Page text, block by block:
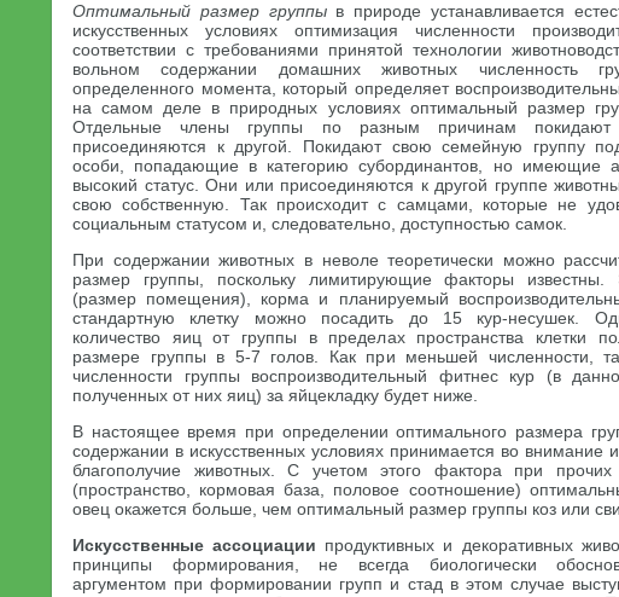
Оптимальный размер группыв природе устанавливается
искусственных условиях оптимизация численности
соответствии с требованиями принятой технологии
вольном содержании домашних животных численность
определенного момента, который определяет
на самом деле в природных условиях оптимальный размер
Отдельные члены группы по разным причинам
присоединяются к другой. Покидают свою семейную группу
особи, попадающие в категорию субординантов, но имеющие
высокий статус. Они или присоединяются к другой группе
свою собственную. Так происходит с самцами, которые не
социальным статусом и, следовательно, доступностью самок.
При содержании животных в неволе теоретически можно
размер группы, поскольку лимитирующие факторы известны.
(размер помещения), корма и планируемый
стандартную клетку можно посадить до 15 кур-несушек.
количество яиц от группы в пределах пространства клетки
размере группы в 5-7 голов. Как при меньшей численности,
численности группы воспроизводительный фитнес кур (в
полученных от них яиц) за яйцекладку будет ниже.
В настоящее время при определении оптимального размера
содержании в искусственных условиях принимается во внимание
благополучие животных. С учетом этого фактора при прочих
(пространство, кормовая база, половое соотношение)
овец окажется больше, чем оптимальный размер группы коз или
Искусственные ассоциации продуктивных и декоративных
принципы формирования, не всегда биологически
аргументом при формировании групп и стад в этом случае